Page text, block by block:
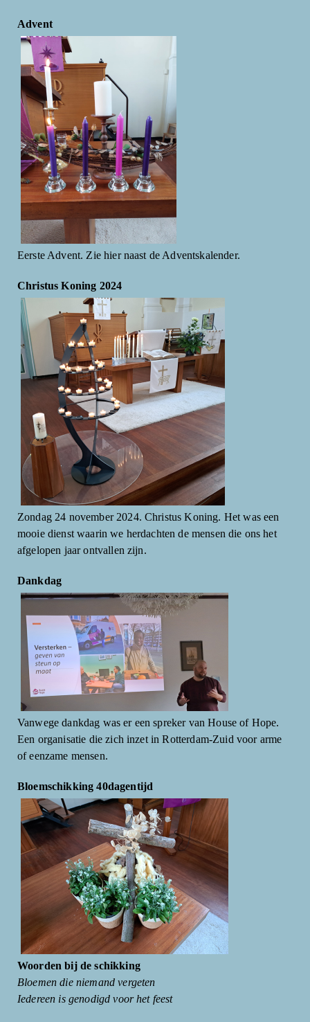
Advent
Eerste Advent. Zie hier naast de Adventskalender.
Christus Koning 2024
Zondag 24 november 2024. Christus Koning. Het was een
mooie dienst waarin we herdachten de mensen die ons het
afgelopen jaar ontvallen zijn.
Dankdag
Vanwege dankdag was er een spreker van House of Hope.
Een organisatie die zich inzet in Rotterdam-Zuid voor arme
of eenzame mensen.
Bloemschikking 40dagentijd
Woorden bij de schikking
Bloemen die niemand vergeten
Iedereen is genodigd voor het feest